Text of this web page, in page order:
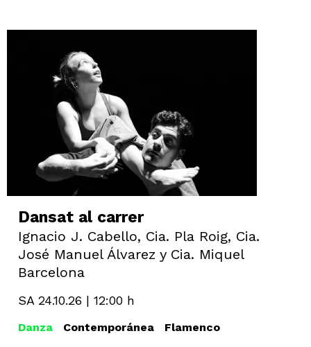
Dansat al carrer
Ignacio J. Cabello, Cia. Pla Roig, Cia.
José Manuel Álvarez y Cia. Miquel
Barcelona
SA 24.10.26 | 12:00 h
Danza Contemporánea Flamenco